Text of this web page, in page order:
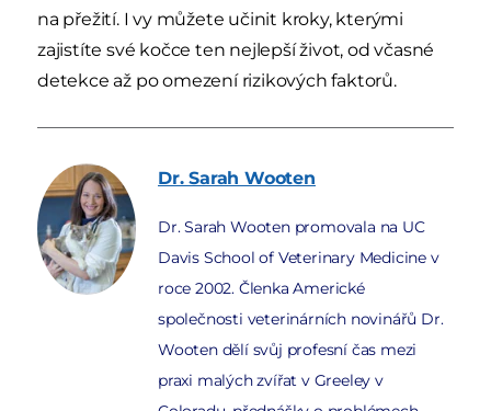
na přežití. I vy můžete učinit kroky, kterými
zajistíte své kočce ten nejlepší život, od včasné
detekce až po omezení rizikových faktorů.
Dr. Sarah Wooten
Dr. Sarah Wooten promovala na UC
Davis School of Veterinary Medicine v
roce 2002. Členka Americké
společnosti veterinárních novinářů Dr.
Wooten dělí svůj profesní čas mezi
praxi malých zvířat v Greeley v